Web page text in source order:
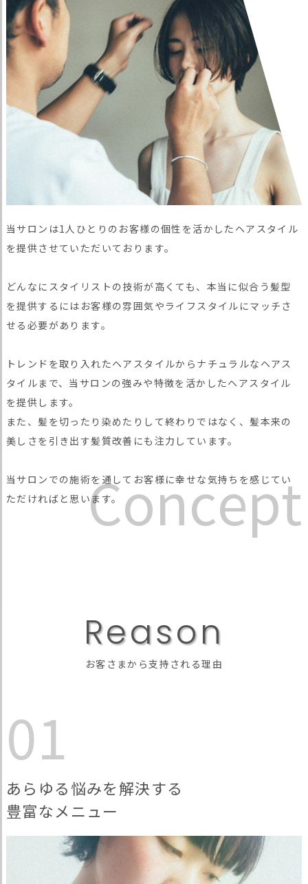
当サロンは1人ひとりのお客様の個性を活かしたヘアスタイル
を提供させていただいております。
どんなにスタイリストの技術が高くても、本当に似合う髪型
を提供するにはお客様の雰囲気やライフスタイルにマッチさ
せる必要があります。
トレンドを取り入れたヘアスタイルからナチュラルなヘアス
タイルまで、当サロンの強みや特徴を活かしたヘアスタイル
を提供します。
また、髪を切ったり染めたりして終わりではなく、髪本来の
美しさを引き出す髪質改善にも注力しています。
当サロンでの施術を通してお客様に幸せな気持ちを感じてい
ただければと思います。
Concept
Reason
お客さまから支持される理由
01
あらゆる悩みを解決する
豊富なメニュー